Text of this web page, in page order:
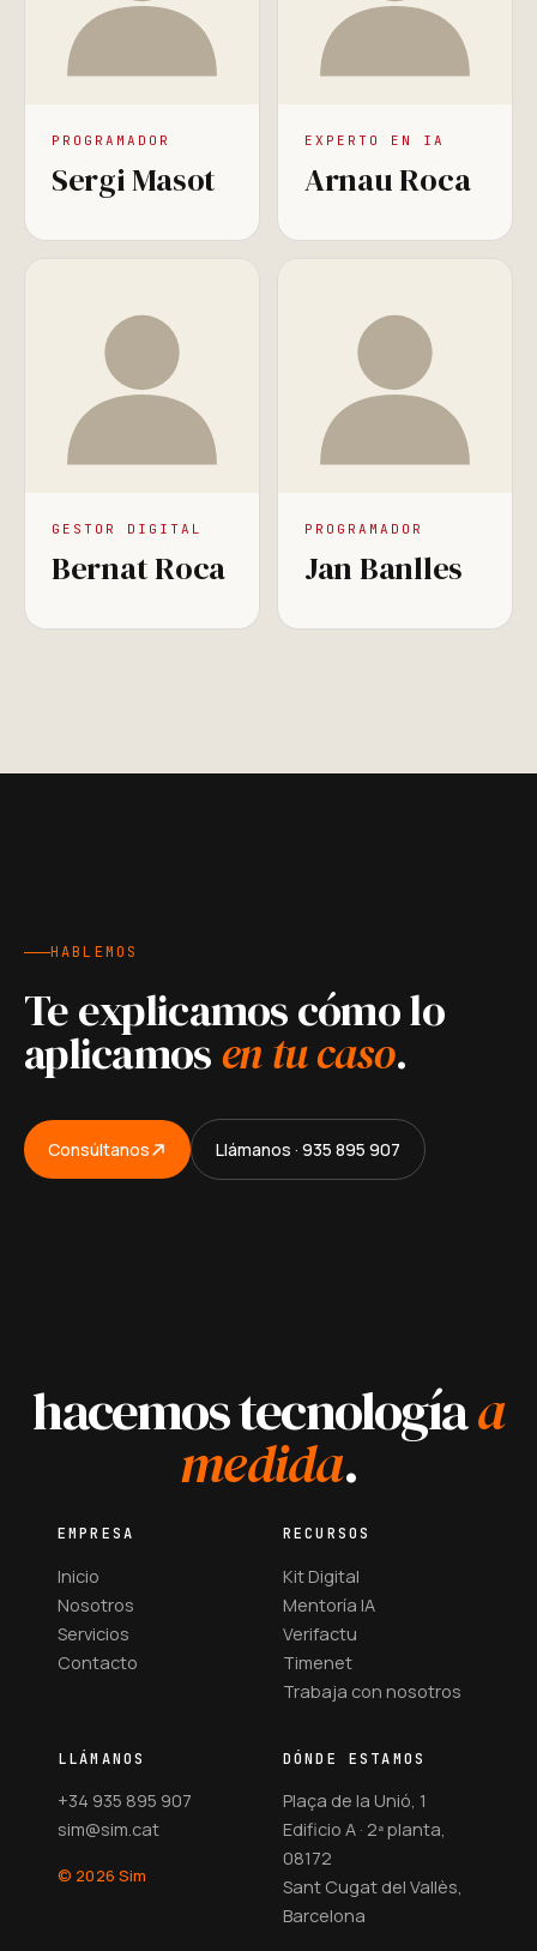
PROGRAMADOR
Sergi Masot
EXPERTO EN IA
Arnau Roca
GESTOR DIGITAL
Bernat Roca
PROGRAMADOR
Jan Banlles
HABLEMOS
Te explicamos cómo lo
aplicamosen tu caso.
Consúltanos Llámanos · 935 895 907
hacemos tecnologíaa
medida.
DÓNDE ESTAMOS
Plaça de la Unió, 1
Edificio A · 2ª planta,
08172
Sant Cugat del Vallès,
Barcelona
LLÁMANOS
+34 935 895 907
sim@sim.cat
© 2026 Sim
EMPRESA
Inicio
Nosotros
Servicios
Contacto
RECURSOS
Kit Digital
Mentoría IA
Verifactu
Timenet
Trabaja con nosotros